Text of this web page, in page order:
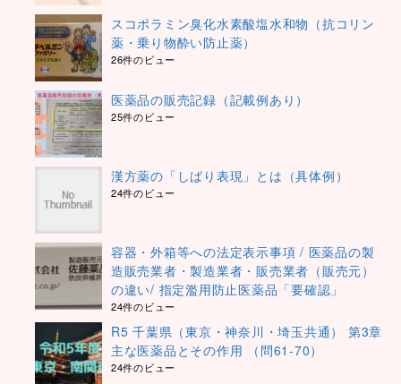
スコポラミン臭化水素酸塩水和物（抗コリン
薬・乗り物酔い防止薬）
26件のビュー
医薬品の販売記録（記載例あり）
25件のビュー
漢方薬の「しばり表現」とは（具体例）
24件のビュー
容器・外箱等への法定表示事項 / 医薬品の製
造販売業者・製造業者・販売業者（販売元）
の違い/ 指定濫用防止医薬品「要確認」
24件のビュー
R5 千葉県（東京・神奈川・埼玉共通） 第3章
主な医薬品とその作用 （問61-70）
24件のビュー